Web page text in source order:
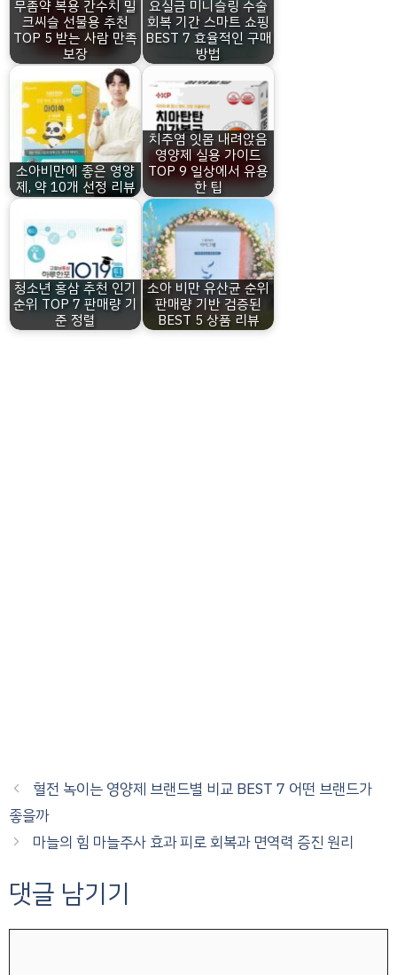
무좀약 복용 간수치 밀
크씨슬 선물용 추천
TOP 5 받는 사람 만족
보장
요실금 미니슬링 수술
회복 기간 스마트 쇼핑
BEST 7 효율적인 구매
방법
소아비만에 좋은 영양
제, 약 10개 선정 리뷰
치주염 잇몸 내려앉음
영양제 실용 가이드
TOP 9 일상에서 유용
한 팁
청소년 홍삼 추천 인기
순위 TOP 7 판매량 기
준 정렬
소아 비만 유산균 순위
판매량 기반 검증된
BEST 5 상품 리뷰
혈전 녹이는 영양제 브랜드별 비교 BEST 7 어떤 브랜드가
좋을까
마늘의 힘 마늘주사 효과 피로 회복과 면역력 증진 원리
댓글 남기기